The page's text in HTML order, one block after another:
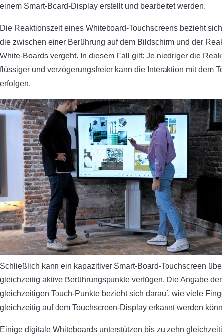
einem Smart-Board-Display erstellt und bearbeitet werden.
Die Reaktionszeit eines Whiteboard-Touchscreens bezieht
die zwischen einer Berührung auf dem Bildschirm und der
White-Boards vergeht. In diesem Fall gilt: Je niedriger die
flüssiger und verzögerungsfreier kann die Interaktion mit dem
erfolgen.
Schließlich kann ein kapazitiver Smart-Board-Touchscreen
gleichzeitig aktive Berührungspunkte verfügen. Die Angabe
gleichzeitigen Touch-Punkte bezieht sich darauf, wie viele
gleichzeitig auf dem Touchscreen-Display erkannt werden
Einige digitale Whiteboards unterstützen bis zu zehn